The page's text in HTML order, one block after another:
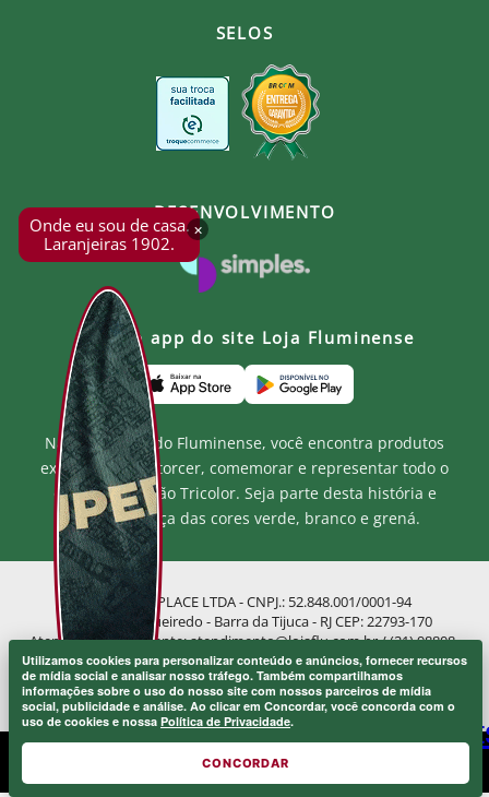
×
Onde eu sou de casa.
Laranjeiras 1902.
Utilizamos cookies para personalizar conteúdo e anúncios, fornecer recursos
de mídia social e analisar nosso tráfego. Também compartilhamos
informações sobre o uso do nosso site com nossos parceiros de mídia
social, publicidade e análise. Ao clicar em Concordar, você concorda com o
uso de cookies e nossa Política de Privacidade.
CONCORDAR
Na Loja Oficial do Fluminense, você encontra produtos
exclusivos para torcer, comemorar e representar todo o
orgulho e paixão Tricolor. Seja parte desta história e
mostre a força das cores verde, branco e grená.
SELOS
DESENVOLVIMENTO
Baixe o app do site Loja Fluminense
MF MARKETPLACE LTDA - CNPJ.: 52.848.001/0001-94
Rua Jose de Figueiredo - Barra da Tijuca - RJ CEP: 22793-170
Atendimento ao Cliente: atendimento@lojaflu.com.br / (21) 98808-
9954
Atendimento de 8:00h as 12:00h e 14:00h as 17:00h de segunda a
sexta.
© 2026 FLUMINENSE FOOTBALL CLUB.